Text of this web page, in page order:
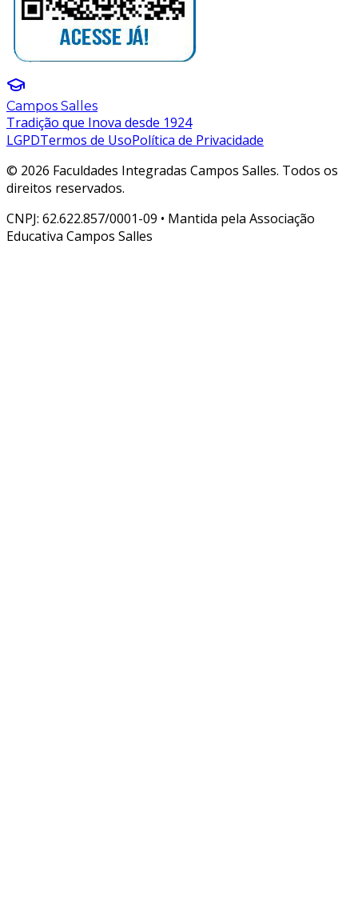
Campos Salles
Tradição que Inova desde 1924
LGPDTermos de UsoPolítica de Privacidade
© 2026 Faculdades Integradas Campos Salles. Todos os
direitos reservados.
CNPJ: 62.622.857/0001-09 • Mantida pela Associação
Educativa Campos Salles